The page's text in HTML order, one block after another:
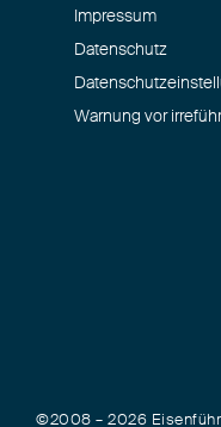
Impressum
Datenschutz
Warnung vor
©2008 – 2026 Eisenführ